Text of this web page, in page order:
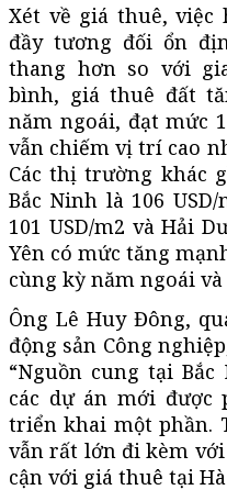
Xét về giá thuê,
đầy tương đối ổn
thang hơn so với
bình, giá thuê đất
năm ngoái, đạt mức
vẫn chiếm vị trí cao
Các thị trường khác
Bắc Ninh là 106
101 USD/m2 và Hải
Yên có mức tăng
cùng kỳ năm ngoái và
Ông Lê Huy Đông,
động sản Công
“Nguồn cung tại
các dự án mới được
triển khai một phần.
vẫn rất lớn đi kèm
cận với giá thuê tại Hà